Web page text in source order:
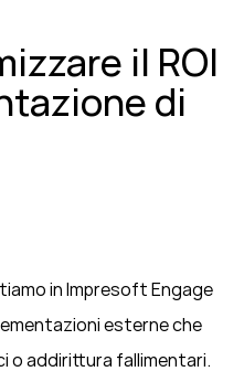
il ROI
di
in Impresoft Engage
esterne che
o addirittura fallimentari.